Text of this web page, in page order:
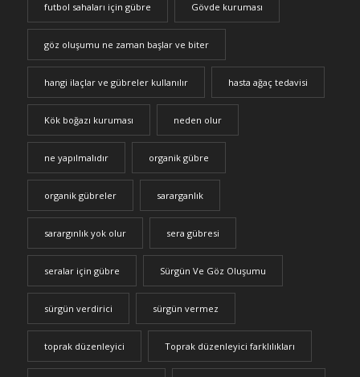
futbol sahaları için gübre Gövde kuruması
göz oluşumu ne zaman başlar ve biter
hangi ilaçlar ve gübreler kullanılır hasta ağaç tedavisi
Kök boğazı kuruması neden olur
ne yapılmalıdır organik gübre
organik gübreler sararganlık
sarargınlık yok olur sera gübresi
seralar için gübre Sürgün Ve Göz Oluşumu
sürgün verdirici sürgün vermez
toprak düzenleyici Toprak düzenleyici farklılıkları